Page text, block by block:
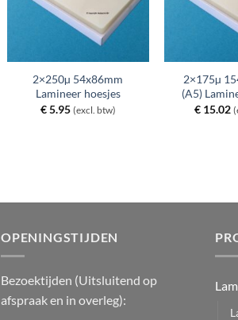
2×250µ 54x86mm
Lamineer hoesjes
€5.95 (excl. btw)
2×175µ
(A5)
€15.02
OPENINGSTIJDEN
Bezoektijden (Uitsluitend op
afspraak en in overleg):